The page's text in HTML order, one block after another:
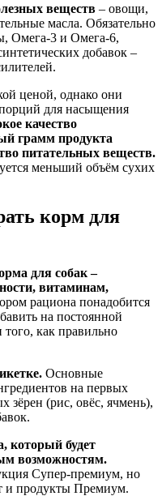
веществ – овощи,
масла. Обязательно
Омега-3 и Омега-6,
добавок –
ценой, однако они
для насыщения
качество
грамм продукта
питательных веществ.
меньший объём сухих
корм для
для собак –
витаминам,
рациона понадобится
на постоянной
как правильно
Основные
на первых
зёрен (рис, овёс, ячмень),
который будет
возможностям.
Супер-премиум, но
и продукты Премиум.